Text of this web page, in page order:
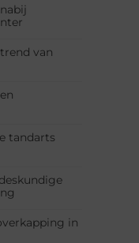
van
tandarts
in